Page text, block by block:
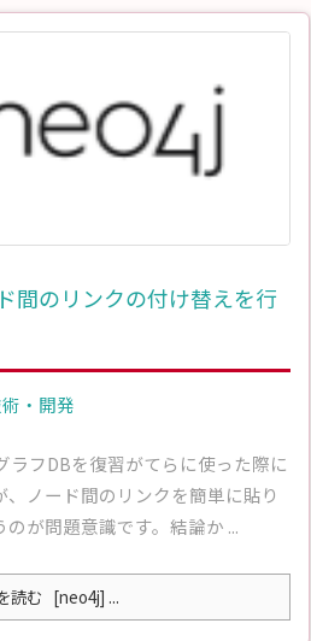
間のリンクの付け替えを行
・開発
ラフDBを復習がてらに使った際に
ノード間のリンクを簡単に貼り
が問題意識です。結論か ...
読む [neo4j] ...